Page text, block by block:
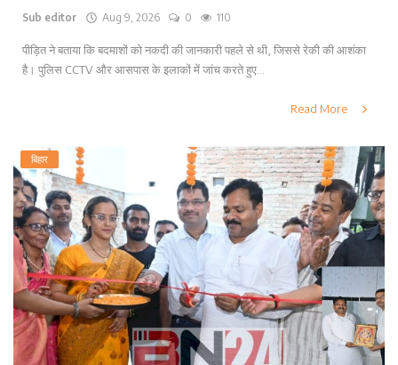
Sub editor Aug 9, 2026 0 110
पीड़ित ने बताया कि बदमाशों को नकदी की जानकारी पहले से थी, जिससे रेकी की आशंका
है। पुलिस CCTV और आसपास के इलाकों में जांच करते हुए...
Read More
बिहार